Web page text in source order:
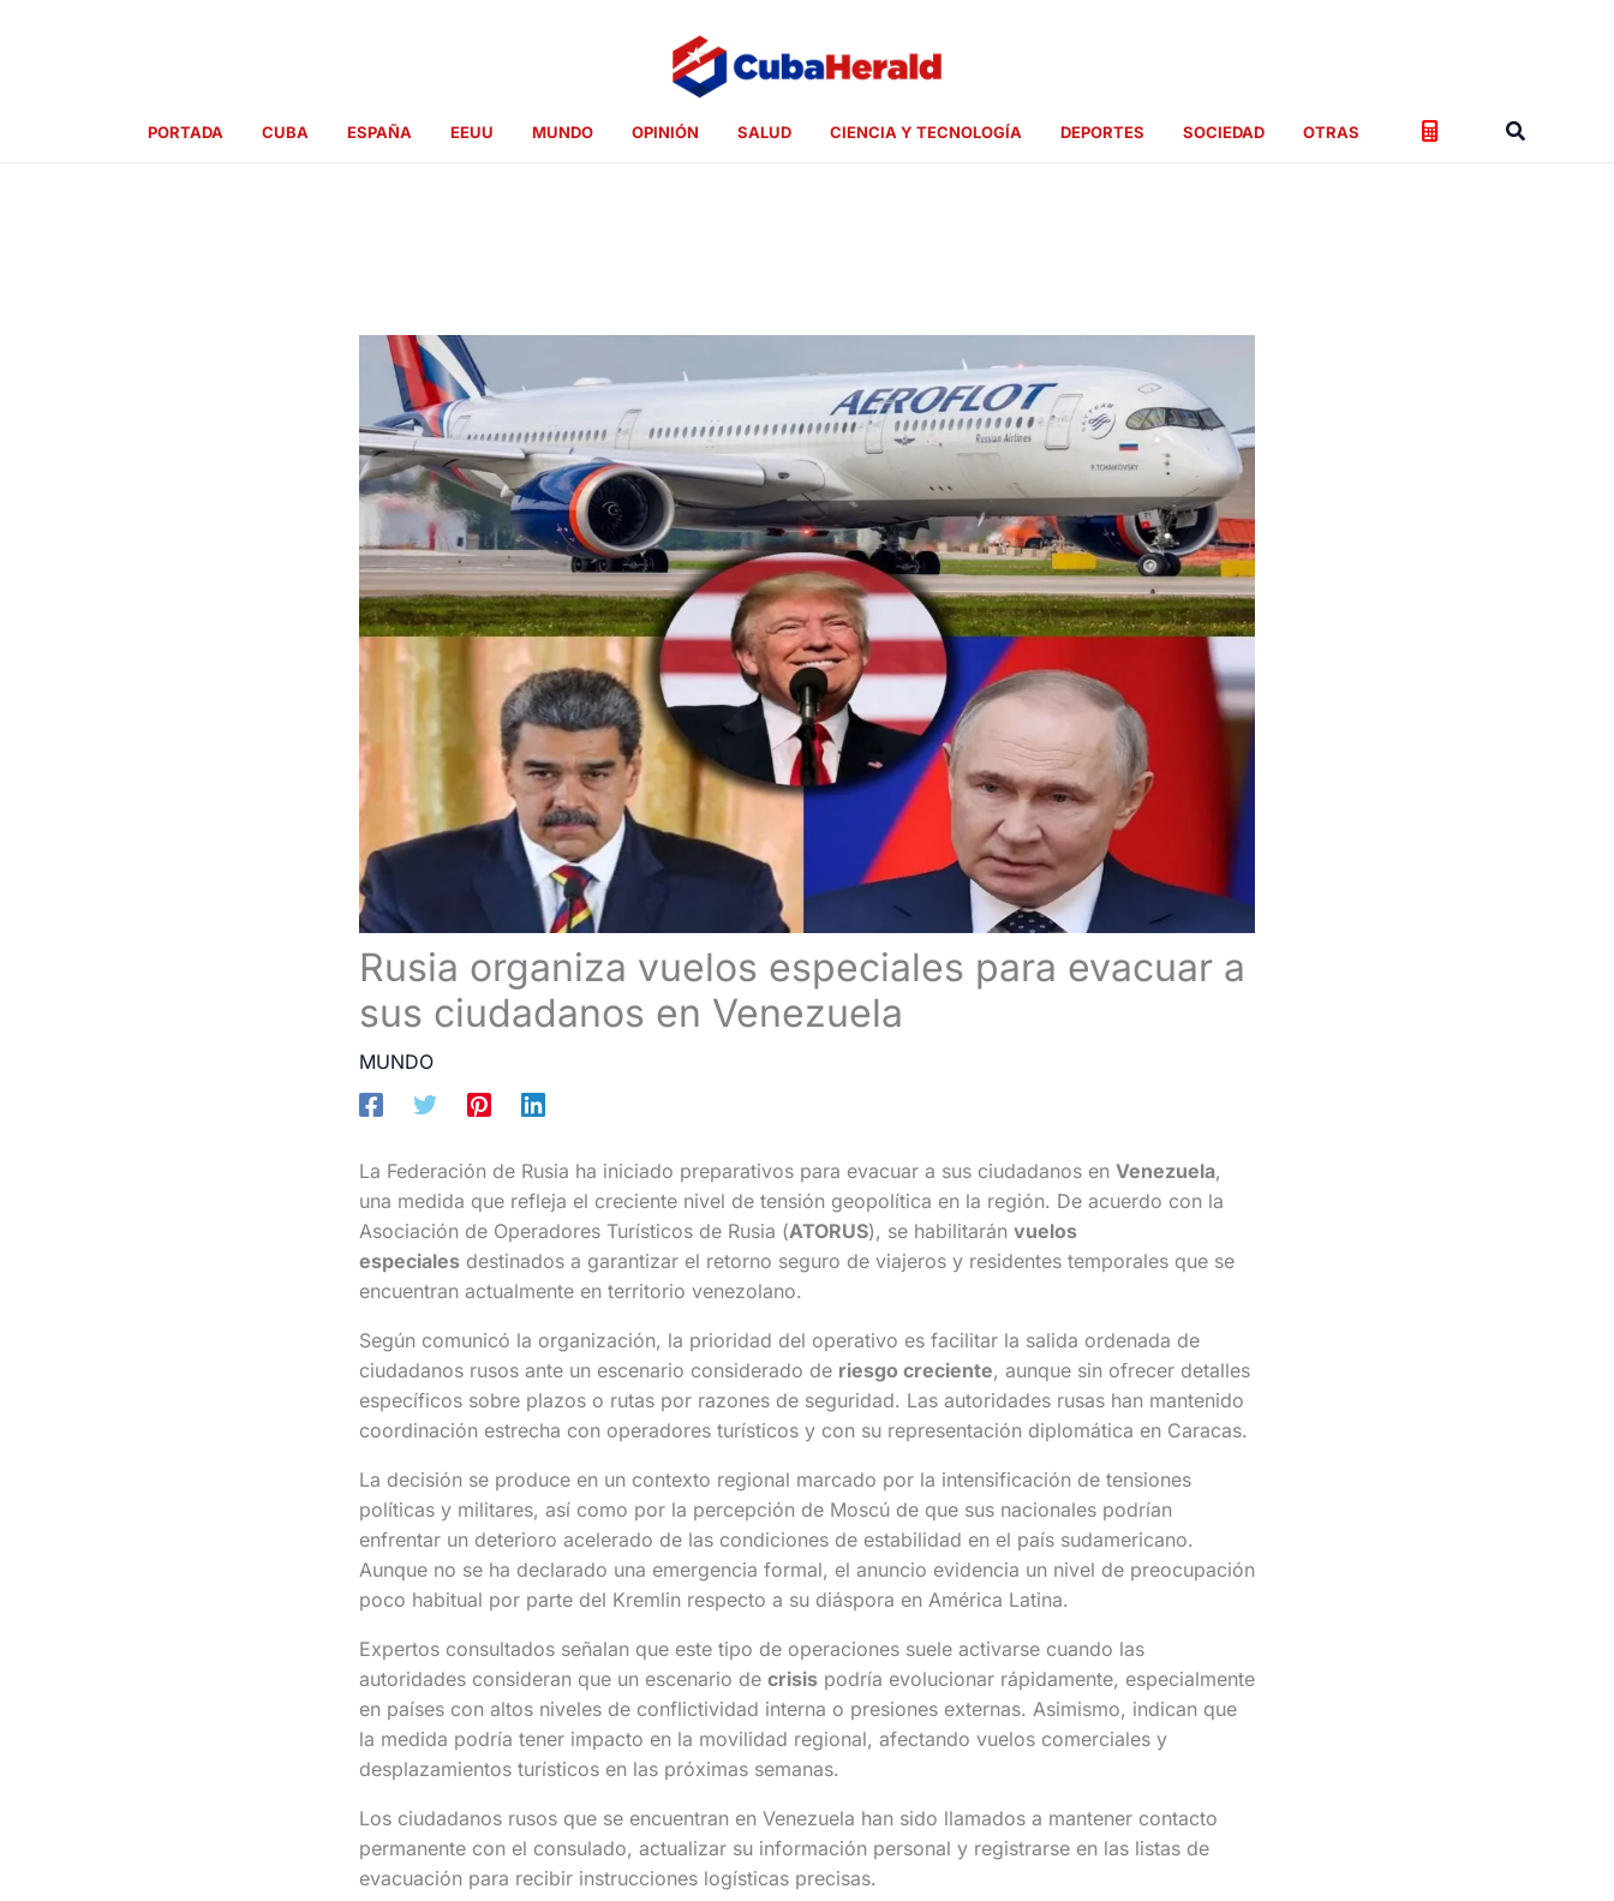
PORTADA CUBA ESPAÑA EEUU MUNDO OPINIÓN SALUD CIENCIA Y TECNOLOGÍA DEPORTES SOCIEDAD OTRAS Buscar
Rusia organiza vuelos especiales para evacuar a
sus ciudadanos en Venezuela
MUNDO
La Federación de Rusia ha iniciado preparativos para evacuar a sus ciudadanos en Venezuela,
una medida que refleja el creciente nivel de tensión geopolítica en la región. De acuerdo con la
Asociación de Operadores Turísticos de Rusia (ATORUS), se habilitarán vuelos
especialesdestinados a garantizar el retorno seguro de viajeros y residentes temporales que se
encuentran actualmente en territorio venezolano.
Según comunicó la organización, la prioridad del operativo es facilitar la salida ordenada de
ciudadanos rusos ante un escenario considerado de riesgo creciente, aunque sin ofrecer detalles
específicos sobre plazos o rutas por razones de seguridad. Las autoridades rusas han mantenido
coordinación estrecha con operadores turísticos y con su representación diplomática en Caracas.
La decisión se produce en un contexto regional marcado por la intensificación de tensiones
políticas y militares, así como por la percepción de Moscú de que sus nacionales podrían
enfrentar un deterioro acelerado de las condiciones de estabilidad en el país sudamericano.
Aunque no se ha declarado una emergencia formal, el anuncio evidencia un nivel de preocupación
poco habitual por parte del Kremlin respecto a su diáspora en América Latina.
Expertos consultados señalan que este tipo de operaciones suele activarse cuando las
autoridades consideran que un escenario de crisispodría evolucionar rápidamente, especialmente
en países con altos niveles de conflictividad interna o presiones externas. Asimismo, indican que
la medida podría tener impacto en la movilidad regional, afectando vuelos comerciales y
desplazamientos turísticos en las próximas semanas.
Los ciudadanos rusos que se encuentran en Venezuela han sido llamados a mantener contacto
permanente con el consulado, actualizar su información personal y registrarse en las listas de
evacuación para recibir instrucciones logísticas precisas.